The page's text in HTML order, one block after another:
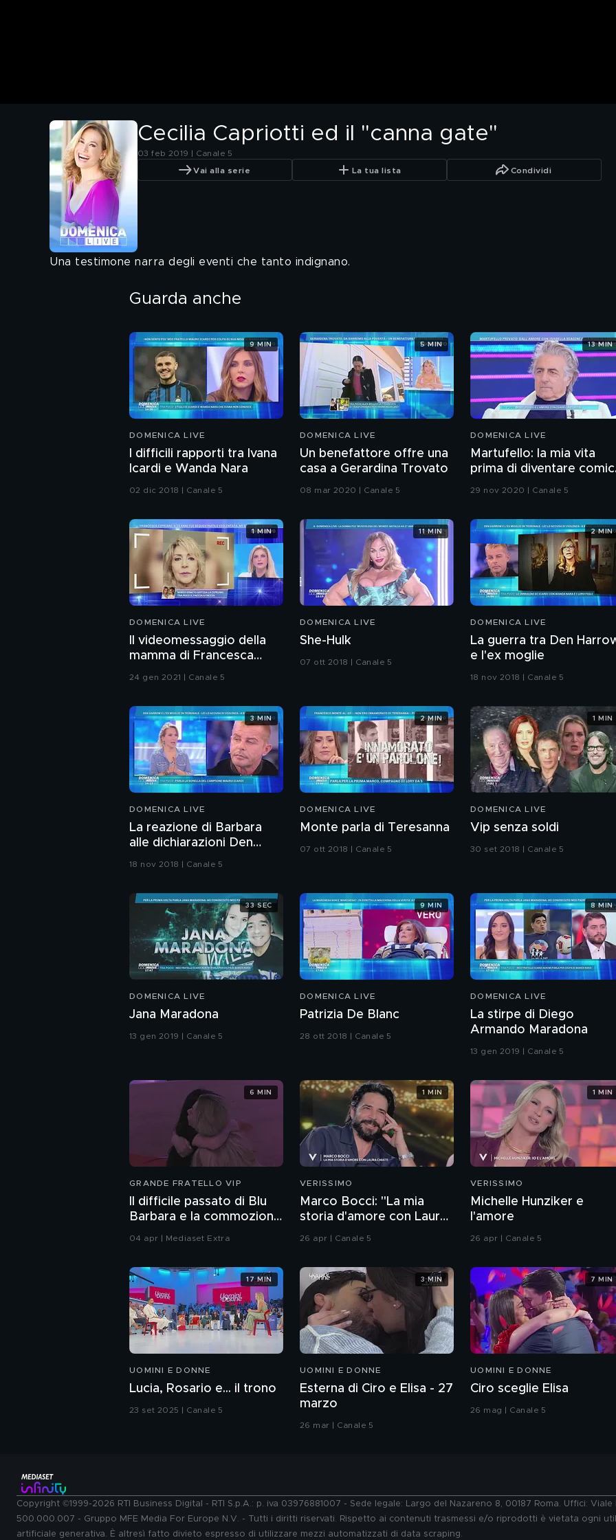
Cecilia Capriotti ed il "canna gate"
03 feb 2019 | Canale 5
Vai alla serie La tua lista Condividi
Una testimone narra degli eventi che tanto indignano.
Guarda anche
DOMENICA LIVE
I difficili rapporti tra Ivana
Icardi e Wanda Nara
02 dic 2018 | Canale 5
9 MIN
DOMENICA LIVE
Un benefattore offre una
casa a Gerardina Trovato
08 mar 2020 | Canale 5
5 MIN
DOMENICA LIVE
Martufello: la mia vita
prima di diventare
e le mie donne
29 nov 2020 | Canale 5
13 MIN
DOMENICA LIVE
Il videomessaggio della
mamma di Francesca
24 gen 2021 | Canale 5
1 MIN
DOMENICA LIVE
She-Hulk
07 ott 2018 | Canale 5
11 MIN
DOMENICA LIVE
La guerra tra Den
e l'ex moglie
18 nov 2018 | Canale 5
2 MIN
DOMENICA LIVE
La reazione di Barbara
alle dichiarazioni Den
18 nov 2018 | Canale 5
3 MIN
DOMENICA LIVE
Monte parla di Teresanna
07 ott 2018 | Canale 5
2 MIN
DOMENICA LIVE
Vip senza soldi
30 set 2018 | Canale 5
1 MIN
DOMENICA LIVE
Jana Maradona
13 gen 2019 | Canale 5
33 SEC
DOMENICA LIVE
Patrizia De Blanc
28 ott 2018 | Canale 5
9 MIN
DOMENICA LIVE
La stirpe di Diego
Armando Maradona
13 gen 2019 | Canale 5
8 MIN
GRANDE FRATELLO VIP
Il difficile passato di Blu
Barbara e la commozione
di Paola
04 apr | Mediaset Extra
6 MIN
VERISSIMO
Marco Bocci: "La mia
storia d'amore con Laura
Chiatti"
26 apr | Canale 5
1 MIN
VERISSIMO
Michelle Hunziker e
l'amore
26 apr | Canale 5
1 MIN
UOMINI E DONNE
Lucia, Rosario e... il trono
23 set 2025 | Canale 5
17 MIN
UOMINI E DONNE
Esterna di Ciro e Elisa - 27
marzo
26 mar | Canale 5
3 MIN
UOMINI E DONNE
Ciro sceglie Elisa
26 mag | Canale 5
7 MIN
Copyright ©1999-2026 RTI Business Digital - RTI S.p.A.: p. iva 03976881007 - Sede legale: Largo del Nazareno 8, 00187 Roma. Uffici:
500.000.007 - Gruppo MFE Media For Europe N.V. - Tutti i diritti riservati. Rispetto ai contenuti trasmessi e/o riprodotti è vietata ogni
artificiale generativa. È altresì fatto divieto espresso di utilizzare mezzi automatizzati di data scraping.